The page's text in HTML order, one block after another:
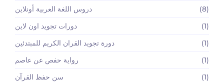
دروس اللغة العربية أونلاين
(8)
دورات تجويد اون لاين
(1)
دورة تجويد القران الكريم للمبتدئين
(1)
رواية حفص عن عاصم
(1)
سن حفظ القرآن
(1)